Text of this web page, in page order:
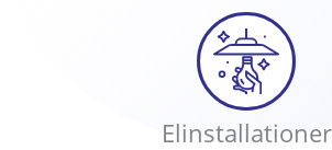
Elinstallationer